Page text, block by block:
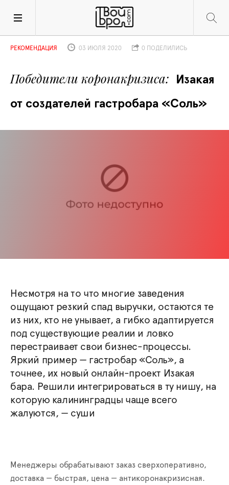
Победители коронакризиса
Изакая
от создателей гастробара «Соль»
РЕКОМЕНДАЦИЯ 03 ИЮЛЯ 2020 0 ПОДЕЛИЛИСЬ
Несмотря на то что многие заведения
ощущают резкий спад выручки, остаются те
из них, кто не унывает, а гибко адаптируется
под существующие реалии и ловко
перестраивает свои бизнес-процессы.
Яркий пример — гастробар «Соль», а
точнее, их новый онлайн-проект Изакая
бара. Решили интегрироваться в ту нишу, на
которую калининградцы чаще всего
жалуются, — суши
Менеджеры обрабатывают заказ сверхоперативно,
доставка — быстрая, цена — антикоронакризисная.